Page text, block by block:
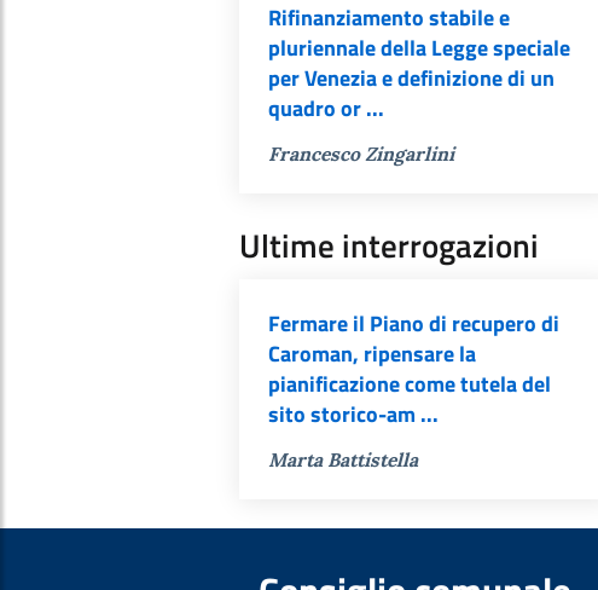
Rifinanziamento stabile e
pluriennale della Legge speciale
per Venezia e definizione di un
quadro or ...
Francesco Zingarlini
Ultime interrogazioni
Fermare il Piano di recupero di
Caroman, ripensare la
pianificazione come tutela del
sito storico-am ...
Marta Battistella